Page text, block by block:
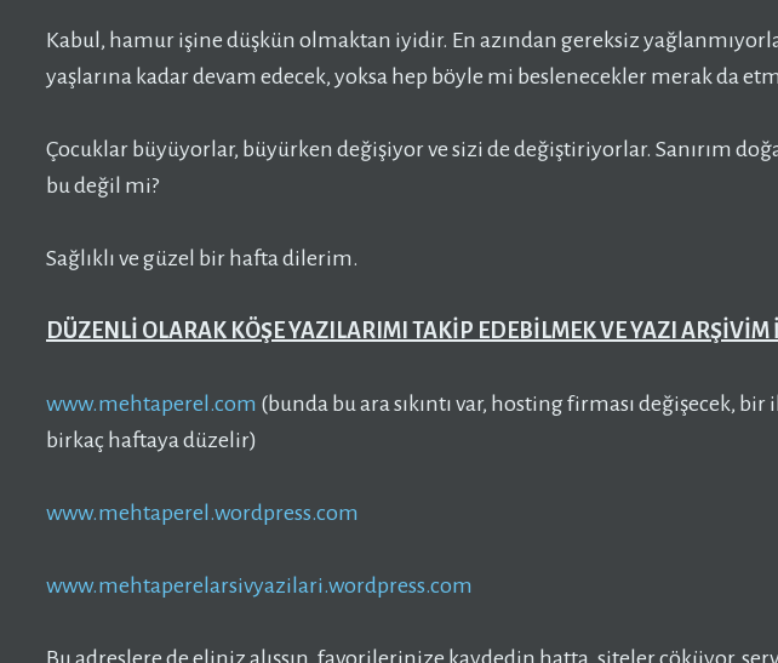
Kabul, hamur işine düşkün olmaktan iyidir. En azından gereksiz
yaşlarına kadar devam edecek, yoksa hep böyle mi beslenecekler merak da
Çocuklar büyüyorlar, büyürken değişiyor ve sizi de değiştiriyorlar. Sanırım
bu değil mi?
Sağlıklı ve güzel bir hafta dilerim.
DÜZENLİ OLARAK KÖŞE YAZILARIMI TAKİP EDEBİLMEK VE YAZI ARŞİVİM
www.mehtaperel.com (bunda bu ara sıkıntı var, hosting firması değişecek,
birkaç haftaya düzelir)
www.mehtaperel.wordpress.com
www.mehtaperelarsivyazilari.wordpress.com
Bu adreslere de eliniz alışsın, favorilerinize kaydedin hatta , siteler çöküyor,